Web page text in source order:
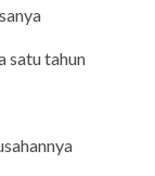
satu tahun